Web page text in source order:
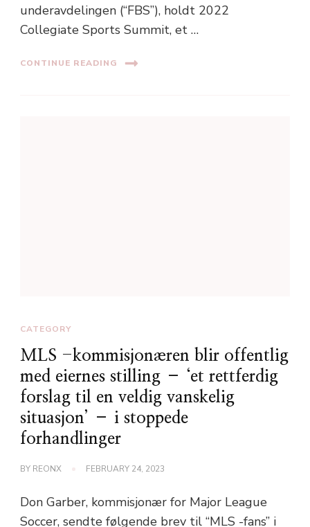
underavdelingen (“FBS”), holdt 2022
Collegiate Sports Summit, et …
CONTINUE READING
CATEGORY
MLS -kommisjonæren blir offentlig
med eiernes stilling – ‘et rettferdig
forslag til en veldig vanskelig
situasjon’ – i stoppede
forhandlinger
BY REONX FEBRUARY 24, 2023
Don Garber, kommisjonær for Major League
Soccer, sendte følgende brev til “MLS -fans” i